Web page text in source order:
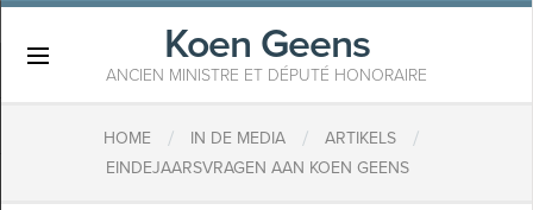
Koen Geens
ANCIEN MINISTRE ET DÉPUTÉ HONORAIRE
HOME / IN DE MEDIA / ARTIKELS /
EINDEJAARSVRAGEN AAN KOEN GEENS